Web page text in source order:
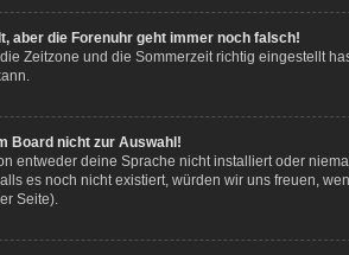
aber die Forenuhr geht immer noch falsch!
Zeitzone und die Sommerzeit richtig eingestellt
Board nicht zur Auswahl!
entweder deine Sprache nicht installiert oder
es noch nicht existiert, würden wir uns freuen,
Seite).